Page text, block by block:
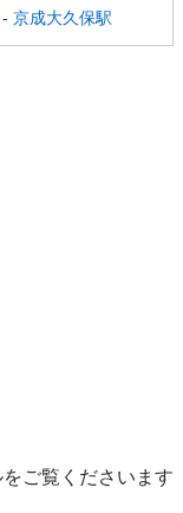
京成大久保駅
ご覧くださいます